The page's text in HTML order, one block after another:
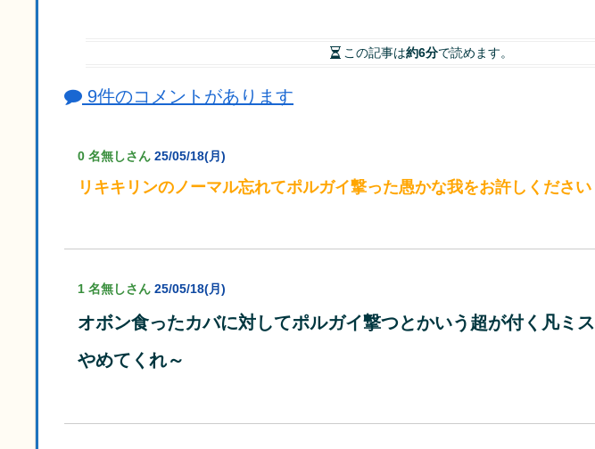
この記事は約6分で読めます。
9件のコメントがあります
0 名無しさん 25/05/18(月)
リキキリンのノーマル忘れてポルガイ撃った愚かな我をお許しください
1 名無しさん 25/05/18(月)
オボン食ったカバに対してポルガイ撃つとかいう超が付く凡ミス
やめてくれ～